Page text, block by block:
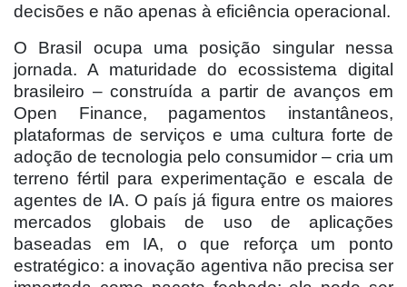
decisões e não apenas à eficiência operacional.
O Brasil ocupa uma posição singular nessa
jornada. A maturidade do ecossistema digital
brasileiro – construída a partir de avanços em
Open Finance, pagamentos instantâneos,
plataformas de serviços e uma cultura forte de
adoção de tecnologia pelo consumidor – cria um
terreno fértil para experimentação e escala de
agentes de IA. O país já figura entre os maiores
mercados globais de uso de aplicações
baseadas em IA, o que reforça um ponto
estratégico: a inovação agentiva não precisa ser